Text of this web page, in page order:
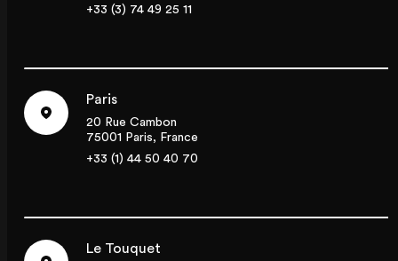
+33 (3) 74 49 25 11
Paris
20 Rue Cambon
75001 Paris, France
+33 (1) 44 50 40 70
Le Touquet